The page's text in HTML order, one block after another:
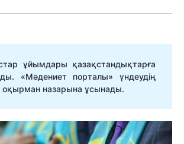
ұйымдары қазақстандықтарға
«Мәдениет порталы» үндеудің
оқырман назарына ұсынады.